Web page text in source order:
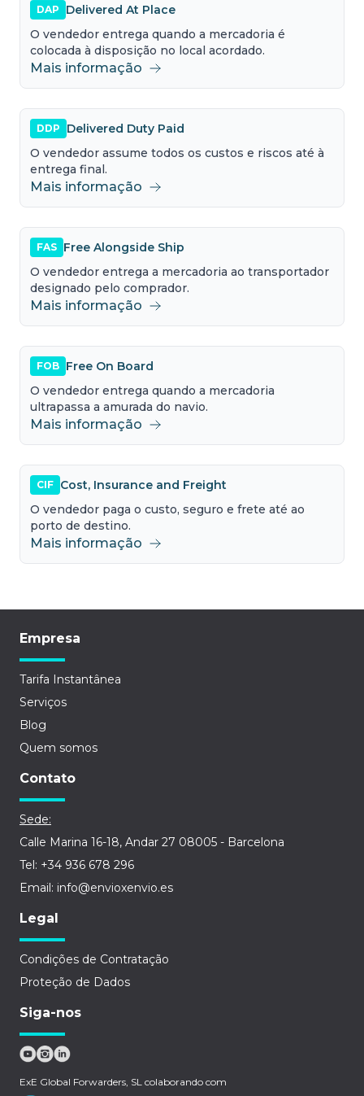
DAP
Delivered At Place
O vendedor entrega quando a mercadoria é
colocada à disposição no local acordado.
Mais informação
DDP
Delivered Duty Paid
O vendedor assume todos os custos e riscos até à
entrega final.
Mais informação
FAS Free Alongside Ship
O vendedor entrega a mercadoria ao transportador
designado pelo comprador.
Mais informação
FOB Free On Board
O vendedor entrega quando a mercadoria
ultrapassa a amurada do navio.
Mais informação
CIF Cost, Insurance and Freight
O vendedor paga o custo, seguro e frete até ao
porto de destino.
Mais informação
Empresa
Tarifa Instantânea
Serviços
Blog
Quem somos
Contato
Sede:
Calle Marina 16-18, Andar 27 08005 - Barcelona
Tel: +34 936 678 296
Email: info@envioxenvio.es
Legal
Condições de Contratação
Proteção de Dados
Siga-nos
ExE Global Forwarders, SL colaborando com